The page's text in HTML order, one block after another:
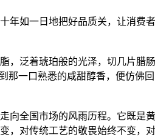
如一日地把好品质关，让消费
泛着琥珀般的光泽，切几片腊
一口熟悉的咸甜醇香，便仿佛
向全国市场的风雨历程。它既是
对传统工艺的敬畏始终不变，